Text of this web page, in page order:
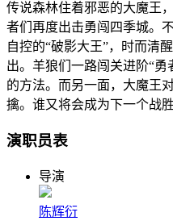
传说森林住着邪恶的大魔王
者们再度出击勇闯四季城。
自控的“破影大王”，时而清
出。羊狼们一路闯关进阶“勇
的方法。而另一面，大魔王
擒。谁又将会成为下一个战
演职员表
导演
陈辉衍